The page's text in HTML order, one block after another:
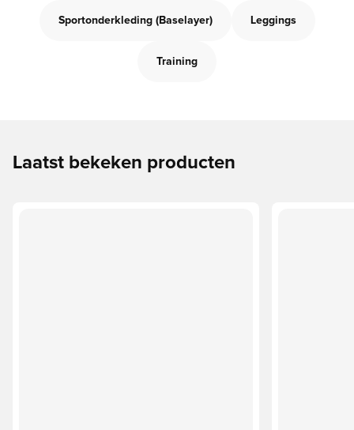
Sportonderkleding (Baselayer) Leggings
Training
Laatst bekeken producten